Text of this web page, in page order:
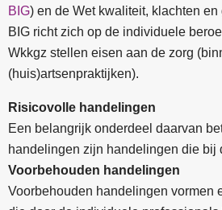
BIG) en de Wet kwaliteit, klachten
BIG richt zich op de individuele
Wkkgz stellen eisen aan de zorg
(huis)artsenpraktijken).
Risicovolle handelingen
Een belangrijk onderdeel daarvan
handelingen zijn handelingen die bij
Voorbehouden handelingen
Voorbehouden handelingen vormen